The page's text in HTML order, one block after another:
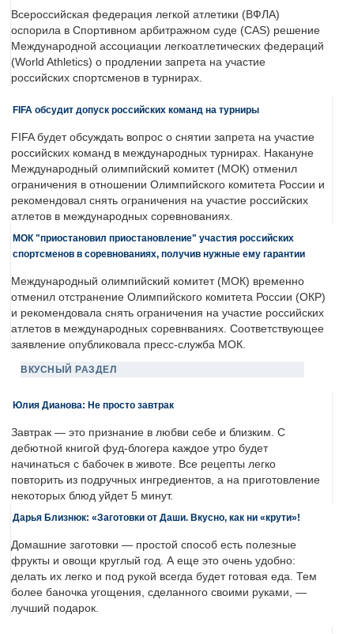
Всероссийская федерация легкой атлетики (ВФЛА)
оспорила в Спортивном арбитражном суде (CAS) решение
Международной ассоциации легкоатлетических федераций
(World Athletics) о продлении запрета на участие
российских спортсменов в турнирах.
FIFA обсудит допуск российских команд на турниры
FIFA будет обсуждать вопрос о снятии запрета на участие
российских команд в международных турнирах. Накануне
Международный олимпийский комитет (МОК) отменил
ограничения в отношении Олимпийского комитета России и
рекомендовал снять ограничения на участие российских
атлетов в международных соревнованиях.
МОК "приостановил приостановление" участия российских
спортсменов в соревнованиях, получив нужные ему гарантии
Международный олимпийский комитет (МОК) временно
отменил отстранение Олимпийского комитета России (ОКР)
и рекомендовала снять ограничения на участие российских
атлетов в международных соревнваниях. Соответствующее
заявление опубликовала пресс-служба МОК.
ВКУСНЫЙ РАЗДЕЛ
Юлия Дианова: Не просто завтрак
Завтрак — это признание в любви себе и близким. С
дебютной книгой фуд-блогера каждое утро будет
начинаться с бабочек в животе. Все рецепты легко
повторить из подручных ингредиентов, а на приготовление
некоторых блюд уйдет 5 минут.
Дарья Близнюк: «Заготовки от Даши. Вкусно, как ни «крути»!
Домашние заготовки — простой способ есть полезные
фрукты и овощи круглый год. А еще это очень удобно:
делать их легко и под рукой всегда будет готовая еда. Тем
более баночка угощения, сделанного своими руками, —
лучший подарок.